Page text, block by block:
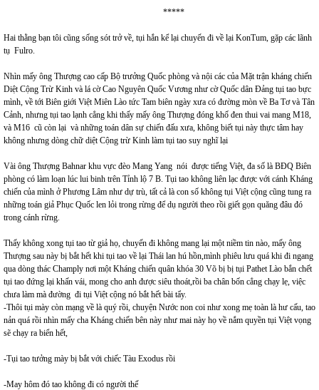
*****
Hai thằng bạn tôi cũng sống sót trở về, tụi hắn kể lại chuyến đi về lại KonTum, gặp các lãnh
tụ Fulro.
Nhìn mấy ông Thượng cao cấp Bộ trưởng Quốc phòng và nội các của Mặt trận kháng chiến
Diệt Cộng Trừ Kinh và lá cờ Cao Nguyên Quốc Vương như cờ Quốc dân Đảng tụi tao bực
mình, về tới Biên giới Việt Miên Lào tức Tam biên ngày xưa có đường mòn về Ba Tơ và Tân
Cảnh, nhưng tụi tao lạnh cẳng khi thấy mấy ông Thượng đóng khố đen thui vai mang M18,
và M16 cũ còn lại và những toán dân sự chiến đấu xưa, không biết tụi này thực tâm hay
không nhưng dòng chữ diệt Cộng trừ Kinh làm tụi tao suy nghĩ lại
Vài ông Thượng Bahnar khu vực đèo Mang Yang nói được tiếng Việt, đa số là BĐQ Biên
phòng có làm loạn lúc lui binh trên Tỉnh lộ 7 B. Tụi tao không liên lạc được với cánh Kháng
chiến của mình ở Phương Lâm như dự trù, tất cả là con số không tụi Việt cộng cũng tung ra
những toán giả Phục Quốc len lỏi trong rừng để dụ người theo rồi giết gọn quăng đâu đó
trong cánh rừng.
Thấy không xong tụi tao từ giả họ, chuyến đi không mang lại một niềm tin nào, mấy ông
Thượng sau này bị bắt hết khi tụi tao về lại Thái lan hú hồn,mình phiêu lưu quá khi đi ngang
qua dòng thác Champly nơi một Kháng chiến quân khóa 30 Võ bị bị tụi Pathet Lào bắn chết
tụi tao đứng lại khấn vái, mong cho anh được siêu thoát,rồi ba chân bốn cẳng chạy lẹ, việc
chưa làm mà đường đi tụi Việt cộng nó bắt hết bài tẩy.
-Thôi tụi mày còn mạng về là quý rồi, chuyện Nước non coi như xong mẹ toàn là hư cấu, tao
nản quá rồi nhìn mấy cha Kháng chiến bên này như mai này họ về nắm quyền tụi Việt vọng
sẽ chạy ra biển hết,
-Tụi tao tưởng mày bị bắt với chiếc Tàu Exodus rồi
-May hôm đó tao không đi có người thế